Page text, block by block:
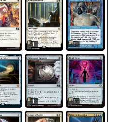
1 1
1 1